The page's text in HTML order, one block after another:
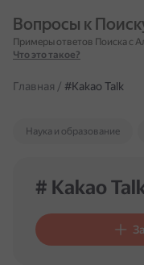
Вопросы к
Примеры ответов Поиска с
Что это такое?
Главная / #Kakao Talk
Наука и образование
# Kakao